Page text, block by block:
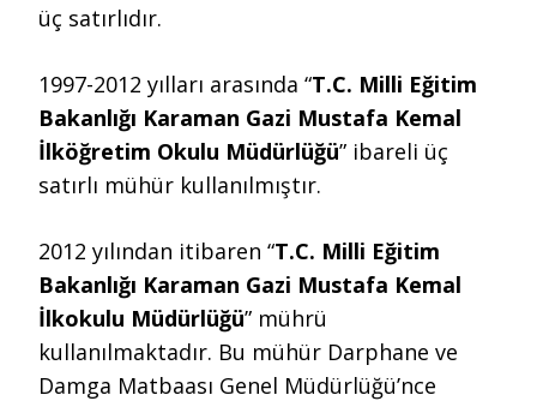
üç satırlıdır.
1997-2012 yılları arasında “T.C. Milli Eğitim
Bakanlığı Karaman Gazi Mustafa Kemal
İlköğretim Okulu Müdürlüğü” ibareli üç
satırlı mühür kullanılmıştır.
2012 yılından itibaren “T.C. Milli Eğitim
Bakanlığı Karaman Gazi Mustafa Kemal
İlkokulu Müdürlüğü” mührü
kullanılmaktadır. Bu mühür Darphane ve
Damga Matbaası Genel Müdürlüğü’nce